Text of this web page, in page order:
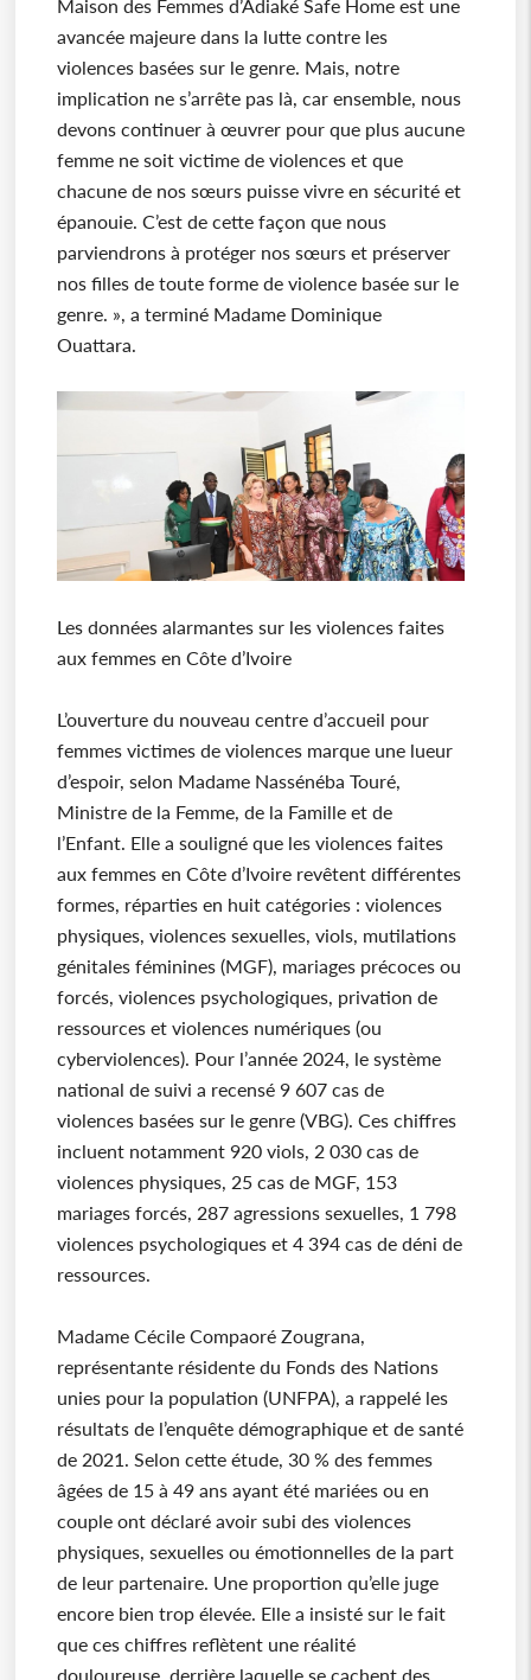
Maison des Femmes d’Adiaké Safe Home est une
avancée majeure dans la lutte contre les
violences basées sur le genre. Mais, notre
implication ne s’arrête pas là, car ensemble, nous
devons continuer à œuvrer pour que plus aucune
femme ne soit victime de violences et que
chacune de nos sœurs puisse vivre en sécurité et
épanouie. C’est de cette façon que nous
parviendrons à protéger nos sœurs et préserver
nos filles de toute forme de violence basée sur le
genre. », a terminé Madame Dominique
Ouattara.
Les données alarmantes sur les violences faites
aux femmes en Côte d’Ivoire
L’ouverture du nouveau centre d’accueil pour
femmes victimes de violences marque une lueur
d’espoir, selon Madame Nassénéba Touré,
Ministre de la Femme, de la Famille et de
l’Enfant. Elle a souligné que les violences faites
aux femmes en Côte d’Ivoire revêtent différentes
formes, réparties en huit catégories : violences
physiques, violences sexuelles, viols, mutilations
génitales féminines (MGF), mariages précoces ou
forcés, violences psychologiques, privation de
ressources et violences numériques (ou
cyberviolences). Pour l’année 2024, le système
national de suivi a recensé 9 607 cas de
violences basées sur le genre (VBG). Ces chiffres
incluent notamment 920 viols, 2 030 cas de
violences physiques, 25 cas de MGF, 153
mariages forcés, 287 agressions sexuelles, 1 798
violences psychologiques et 4 394 cas de déni de
ressources.
Madame Cécile Compaoré Zougrana,
représentante résidente du Fonds des Nations
unies pour la population (UNFPA), a rappelé les
résultats de l’enquête démographique et de santé
de 2021. Selon cette étude, 30 % des femmes
âgées de 15 à 49 ans ayant été mariées ou en
couple ont déclaré avoir subi des violences
physiques, sexuelles ou émotionnelles de la part
de leur partenaire. Une proportion qu’elle juge
encore bien trop élevée. Elle a insisté sur le fait
que ces chiffres reflètent une réalité
douloureuse, derrière laquelle se cachent des